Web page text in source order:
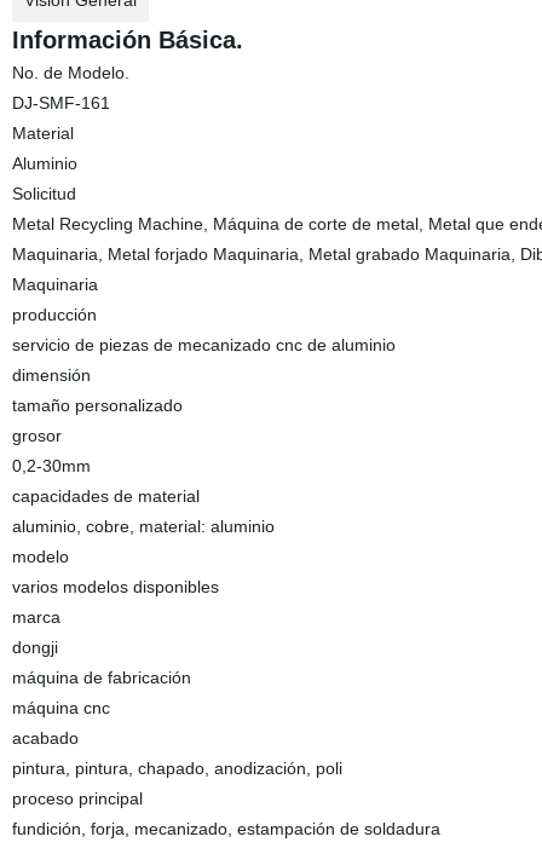
Información Básica.
No. de Modelo.
DJ-SMF-161
Material
Aluminio
Solicitud
Metal Recycling Machine, Máquina de corte de metal, Metal que
Maquinaria, Metal forjado Maquinaria, Metal grabado Maquinaria,
Maquinaria
producción
servicio de piezas de mecanizado cnc de aluminio
dimensión
tamaño personalizado
grosor
0,2-30mm
capacidades de material
aluminio, cobre, material: aluminio
modelo
varios modelos disponibles
marca
dongji
máquina de fabricación
máquina cnc
acabado
pintura, pintura, chapado, anodización, poli
proceso principal
fundición, forja, mecanizado, estampación de soldadura